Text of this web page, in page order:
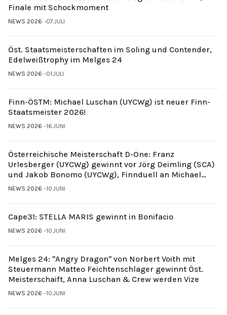
Finale mit Schockmoment
NEWS 2026 07.JULI
Öst. Staatsmeisterschaften im Soling und Contender,
Edelweißtrophy im Melges 24
NEWS 2026 01.JULI
Finn-ÖSTM: Michael Luschan (UYCWg) ist neuer Finn-
Staatsmeister 2026!
NEWS 2026 16.JUNI
Österreichische Meisterschaft D-One: Franz
Urlesberger (UYCWg) gewinnt vor Jörg Deimling (SCA)
und Jakob Bonomo (UYCWg), Finnduell an Michael
Gubi (UYCMo)
NEWS 2026 10.JUNI
Cape31: STELLA MARIS gewinnt in Bonifacio
NEWS 2026 10.JUNI
Melges 24: "Angry Dragon" von Norbert Voith mit
Steuermann Matteo Feichtenschlager gewinnt Öst.
Meisterschaift, Anna Luschan & Crew werden Vize
NEWS 2026 10.JUNI